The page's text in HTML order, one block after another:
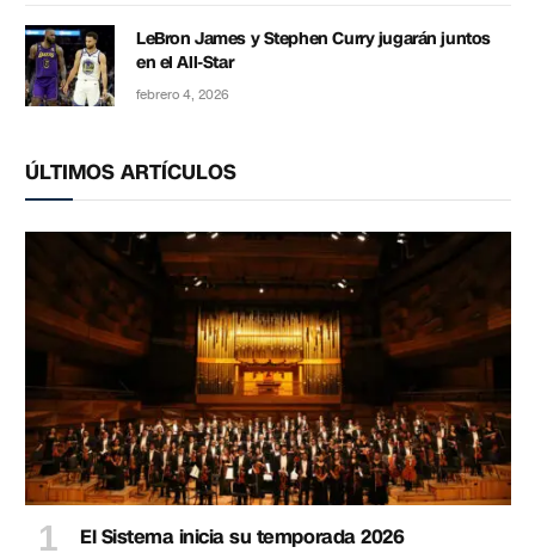
LeBron James y Stephen Curry jugarán juntos
en el All-Star
febrero 4, 2026
ÚLTIMOS ARTÍCULOS
El Sistema inicia su temporada 2026